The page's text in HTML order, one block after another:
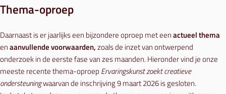
Thema-oproep
Daarnaast is er jaarlijks een bijzondere oproep met eenactueel thema
enaanvullende voorwaarden,zoals de inzet van ontwerpend
onderzoek in de eerste fase van zes maanden. Hieronder vind je onze
meeste recente thema-oproep Ervaringskunst zoekt creatieve
ondersteuningwaarvan de inschrijving 9 maart 2026 is gesloten.